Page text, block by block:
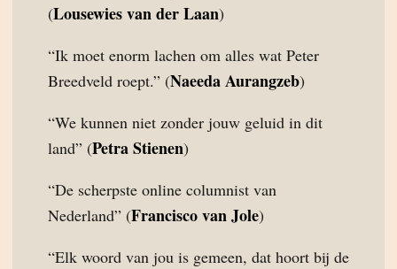
(Lousewies van der Laan)
“Ik moet enorm lachen om alles wat Peter
Breedveld roept.” (Naeeda Aurangzeb)
“We kunnen niet zonder jouw geluid in dit
land” (Petra Stienen)
“De scherpste online columnist van
Nederland” (Francisco van Jole)
“Elk woord van jou is gemeen, dat hoort bij de